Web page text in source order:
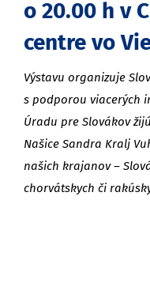
o 20.00 h v
centre vo
Výstavu organizuje
s podporou viacerých
Úradu pre Slovákov
Našice Sandra Kralj
našich krajanov –
chorvátskych či